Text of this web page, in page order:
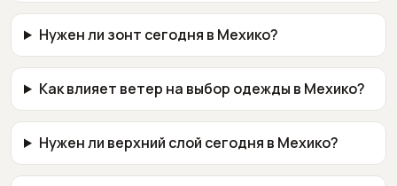
Нужен ли зонт сегодня в Мехико?
Как влияет ветер на выбор одежды в Мехико?
Нужен ли верхний слой сегодня в Мехико?